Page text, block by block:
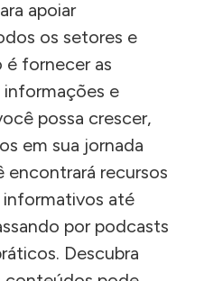
apoiar
os setores e
fornecer as
informações e
possa crescer,
em sua jornada
encontrará recursos
até
por podcasts
Descubra